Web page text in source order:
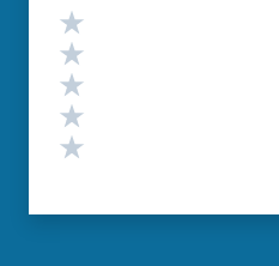
Valutazione